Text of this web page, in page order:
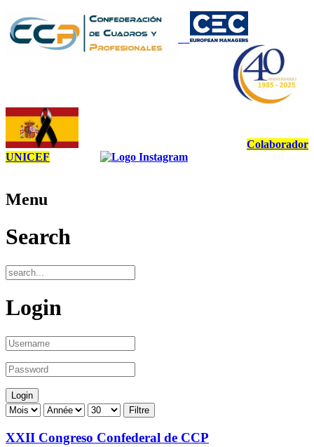
Colaborador
UNICEF
Menu
Search
Login
Filtre
XXII Congreso Confederal de CCP